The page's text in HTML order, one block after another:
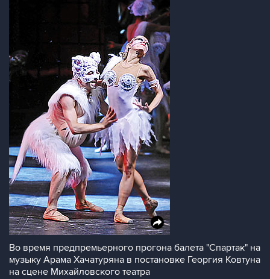
Во время предпремьерного прогона балета "Спартак" на
музыку Арама Хачатуряна в постановке Георгия Ковтуна
на сцене Михайловского театра